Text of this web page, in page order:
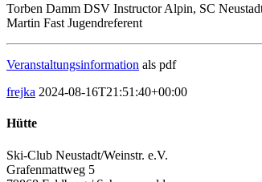
Torben Damm DSV Instructor Alpin, SC
Martin Fast Jugendreferent
Veranstaltungsinformation als pdf
frejka 2024-08-16T21:51:40+00:00
Hütte
Ski-Club Neustadt/Weinstr. e.V.
Grafenmattweg 5